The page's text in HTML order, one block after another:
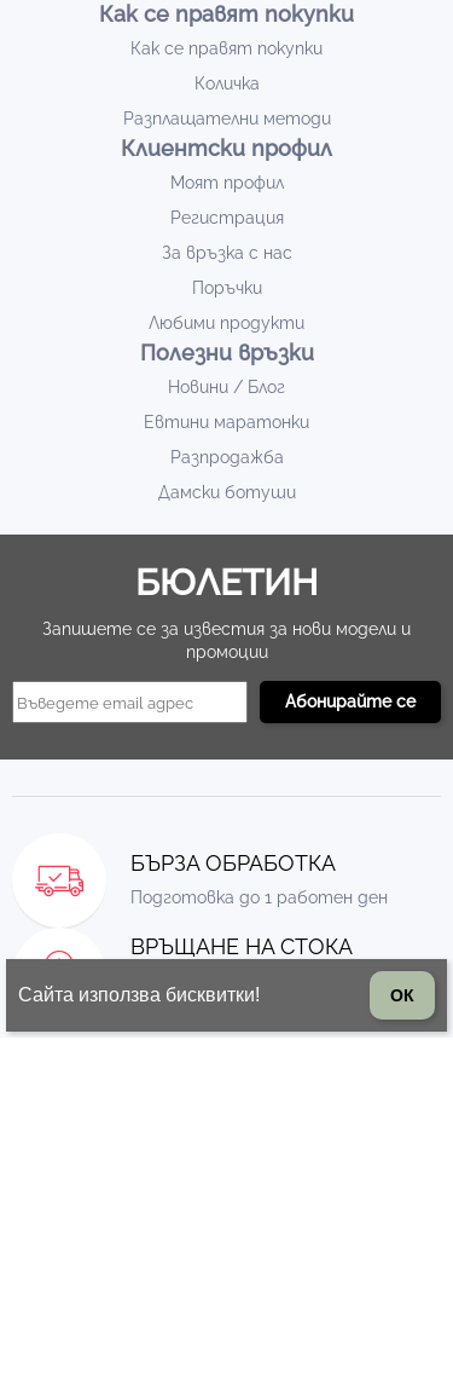
Как се правят покупки
Как се правят покупки
Количка
Разплащателни методи
Клиентски профил
Моят профил
Регистрация
За връзка с нас
Поръчки
Любими продукти
Полезни връзки
Новини / Блог
Евтини маратонки
Разпродажба
Дамски ботуши
БЮЛЕТИН
Запишете се за известия за нови модели и
промоции
БЪРЗА ОБРАБОТКА
Подготовка до 1 работен ден
ВРЪЩАНЕ НА СТОКА
стоката
Сайта използва бисквитки! ОК